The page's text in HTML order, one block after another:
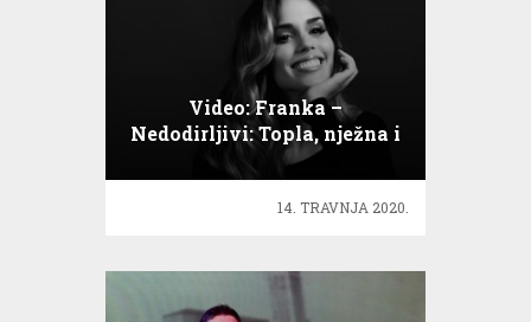
Video: Franka –
Nedodirljivi: Topla, nježna i
iskrena pjesma
14. TRAVNJA 2020.